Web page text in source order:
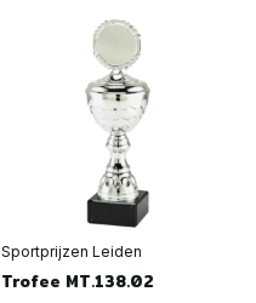
Sportprijzen Leiden
Trofee MT.138.02